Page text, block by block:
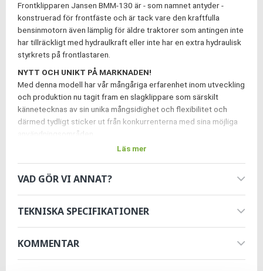
Frontklipparen Jansen BMM-130 är - som namnet antyder -
konstruerad för frontfäste och är tack vare den kraftfulla
bensinmotorn även lämplig för äldre traktorer som antingen inte
har tillräckligt med hydraulkraft eller inte har en extra hydraulisk
styrkrets på frontlastaren.
NYTT OCH UNIKT PÅ MARKNADEN!
Med denna modell har vår mångåriga erfarenhet inom utveckling
och produktion nu tagit fram en slagklippare som särskilt
kännetecknas av sin unika mångsidighet och flexibilitet och
därmed tydligt sticker ut från konkurrenterna med sina möjliga
användningsområden.
Jansen BMM-130 frontklippare är designad för frontmontering
och används inom jordbruket, på privat mark eller i kommuner.
på lantbrukslastare, hjullastare, kommunala fordon och mycket
buskar och små grenar.
Läs mer
VAD GÖR VI ANNAT?
TEKNISKA SPECIFIKATIONER
KOMMENTAR